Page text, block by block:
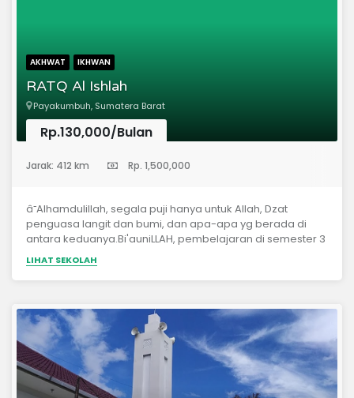
AKHWAT IKHWAN
RATQ Al Ishlah
Payakumbuh, Sumatera Barat
Rp.130,000/Bulan
Jarak: 412 km Rp. 1,500,000
â˜Alhamdulillah, segala puji hanya untuk Allah, Dzat
penguasa langit dan bumi, dan apa-apa yg berada di
antara keduanya.Bi'auniLLAH, pembelajaran di semester 3
MTQ AL ISHLAH sudah resmi kita mulai tanggal 1 Juli 2019
kemarin.&nbsp;Tiga lokasi pendidikan di tahun ini kita
gunakan yaitu:â–ª&nbsp;1 lahan untuk pondok
putri&nbsp;â–ª&nbsp;1 lahan baru untuk TK dan fullday
putri.&nbsp;?&nbsp;Sebaran peserta didik 2019/2020
adalah sebagai berikut:*1. RA/TK : 17 putra/i*2. Bidayah : 10
putra/i*3. I'dad : 37 putra/i*5. Mulazamah putra : 54*6.
Mulazamah putri : 42*Total* 160 Murid?Dengan tenaga
pendidik:*1. Pengajar utama:* 19 orang.*2. Santri Pengajar:*
LIHAT SEKOLAH